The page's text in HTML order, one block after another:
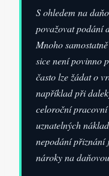
S ohledem na
považovat podání
Mnoho
sice není povinno
často lze žádat o
například při
celoroční
uznatelných
nepodání přiznání
nároky na